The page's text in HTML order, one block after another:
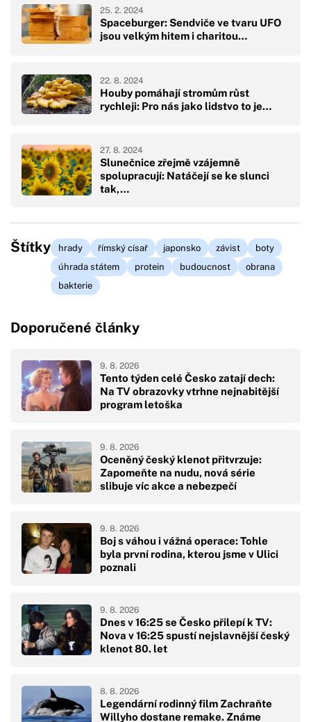
Spaceburger: Sendviče ve tvaru UFO
jsou velkým hitem i charitou…
25. 2. 2024
Houby pomáhají stromům růst
rychleji: Pro nás jako lidstvo to je…
22. 8. 2024
Slunečnice zřejmě vzájemně
spolupracují: Natáčejí se ke slunci
tak,…
27. 8. 2024
Štítky hrady římský císař japonsko závist
boty
úhrada státem
protein budoucnost
obrana
bakterie
Doporučené články
Tento týden celé Česko zatají dech:
Na TV obrazovky vtrhne nejnabitější
program letoška
9. 8. 2026
Oceněný český klenot přitvrzuje:
Zapomeňte na nudu, nová série
slibuje víc akce a nebezpečí
9. 8. 2026
Boj s váhou i vážná operace: Tohle
byla první rodina, kterou jsme v Ulici
poznali
9. 8. 2026
Dnes v 16:25 se Česko přilepí k TV:
Nova v 16:25 spustí nejslavnější český
klenot 80. let
9. 8. 2026
Legendární rodinný film Zachraňte
Willyho dostane remake. Známe
8. 8. 2026